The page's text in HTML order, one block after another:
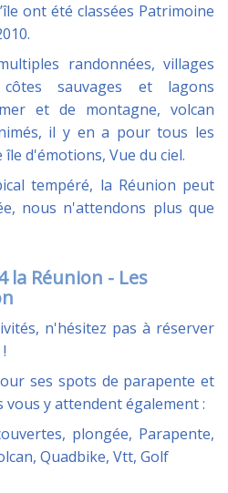
ont été classées Patrimoine
randonnées, villages
sauvages et lagons
et de montagne, volcan
il y en a pour tous les
d'émotions, Vue du ciel.
tempéré, la Réunion peut
nous n'attendons plus que
la Réunion - Les
n'hésitez pas à réserver
ses spots de parapente et
vous y attendent également :
plongée, Parapente,
Quadbike, Vtt, Golf